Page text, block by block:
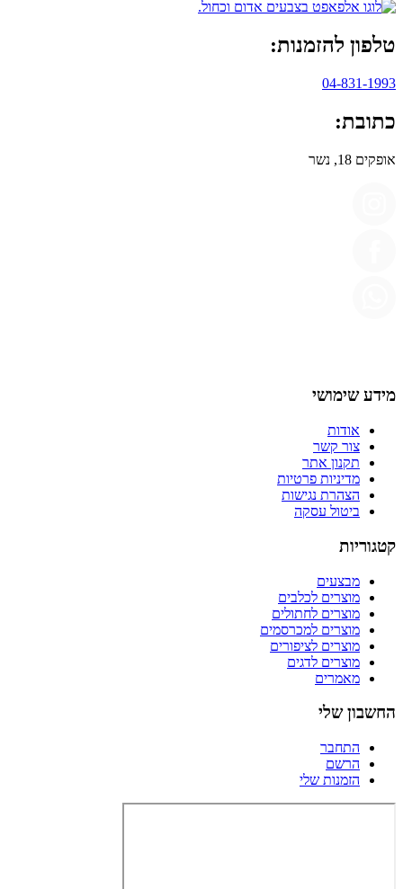
טלפון להזמנות:
04-831-1993
כתובת:
אופקים 18, נשר
מידע שימושי
אודות
צור קשר
תקנון אתר
מדיניות פרטיות
הצהרת נגישות
ביטול עסקה
קטגוריות
מבצעים
מוצרים לכלבים
מוצרים לחתולים
מוצרים למכרסמים
מוצרים לציפורים
מוצרים לדגים
מאמרים
החשבון שלי
התחבר
הרשם
הזמנות שלי